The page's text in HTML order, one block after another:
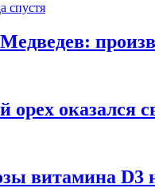
спустя
оказался
витамина D3